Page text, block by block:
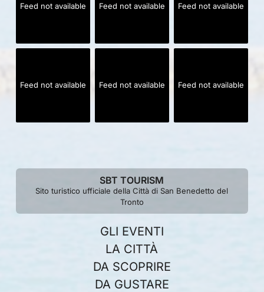
Feed not available Feed not available Feed not available
Feed not available Feed not available Feed not available
SBT TOURISM
Sito turistico ufficiale della Città di San Benedetto del
Tronto
GLI EVENTI
LA CITTÀ
DA SCOPRIRE
DA GUSTARE